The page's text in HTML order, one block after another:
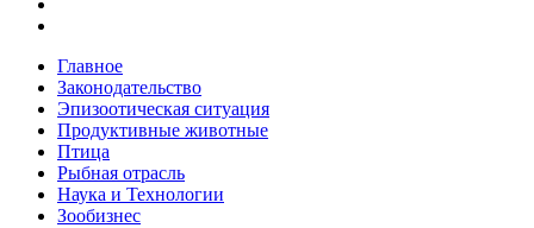
Главное
Законодательство
Эпизоотическая ситуация
Продуктивные животные
Птица
Рыбная отрасль
Наука и Технологии
Зообизнес